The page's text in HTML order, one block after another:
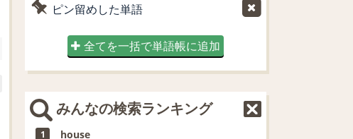
ピン留めした単語
全てを一括で単語帳に追加
みんなの検索ランキング
1 house